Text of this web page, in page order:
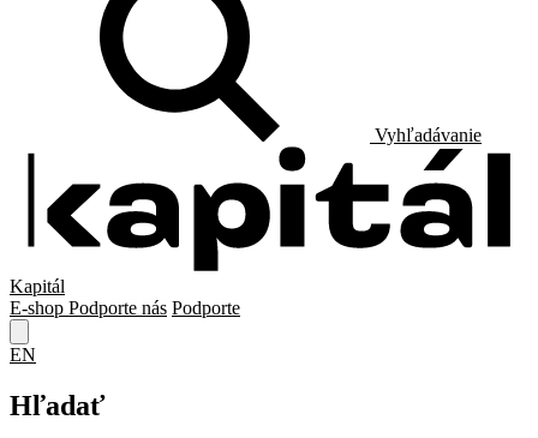
Vyhľadávanie
Kapitál
E-shop Podporte nás Podporte
EN
Hľadať